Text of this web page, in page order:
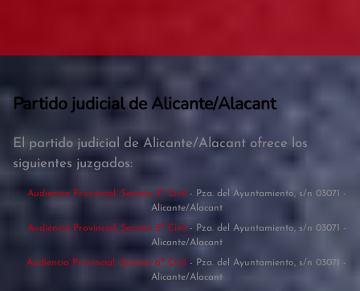
Partido judicial de Alicante/Alacant
El partido judicial de Alicante/Alacant ofrece los
siguientes juzgados:
Audiencia Provincial, Sección 4ª Civil - Pza. del Ayuntamiento, s/n 03071 -
Alicante/Alacant
Audiencia Provincial, Sección 5ª Civil - Pza. del Ayuntamiento, s/n 03071 -
Alicante/Alacant
Audiencia Provincial, Sección 6ª Civil - Pza. del Ayuntamiento, s/n 03071 -
Alicante/Alacant